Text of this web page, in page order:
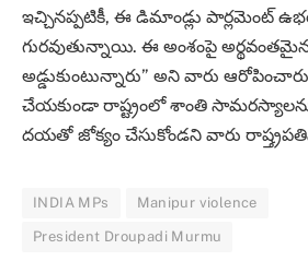
ఇచ్చినప్పటికీ, ఈ డిమాండ్లు పార్లమెంట్‌
గురవుతున్నాయి. ఈ అంశంపై
అడ్డుకుంటున్నారు” అని వారు
చేయకుండా రాష్ట్రంలో శాంతి సామరస్యాలను
దయతో జోక్యం చేసుకోండని వారు
INDIA MPs Manipur violence
President Droupadi Murmu